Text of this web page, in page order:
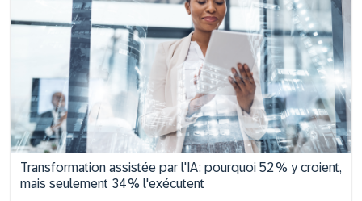
Transformation assistée par l'IA : pourquoi 52 % y croient,
mais seulement 34 % l'exécutent